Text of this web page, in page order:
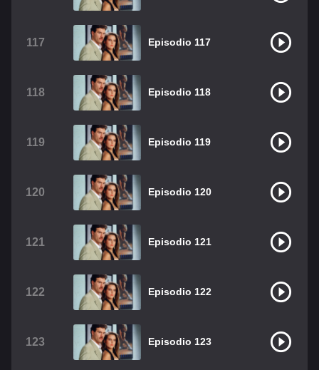
117 Episodio 117
118 Episodio 118
119 Episodio 119
120 Episodio 120
121 Episodio 121
122 Episodio 122
123 Episodio 123